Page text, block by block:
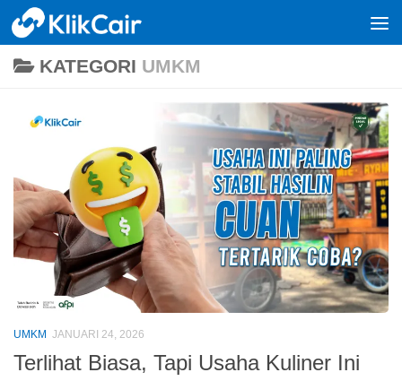
Skip to content
KATEGORI UMKM
UMKM JANUARI 24, 2026
Terlihat Biasa, Tapi Usaha Kuliner Ini